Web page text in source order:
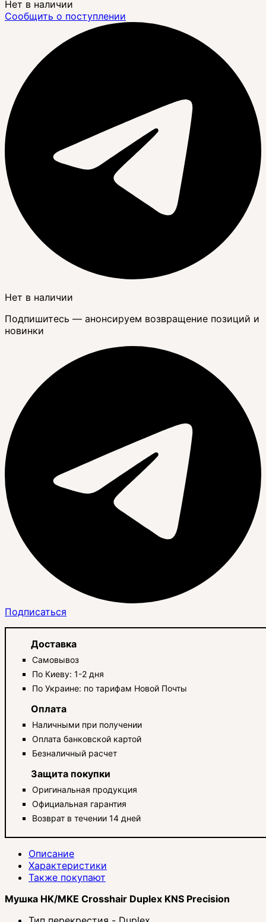
Нет в наличии
Сообщить о поступлении
Нет в наличии
Подпишитесь — анонсируем возвращение позиций и
новинки
Подписаться
Доставка
Самовывоз
По Киеву: 1-2 дня
По Украине: по тарифам Новой Почты
Оплата
Наличными при получении
Оплата банковской картой
Безналичный расчет
Защита покупки
Оригинальная продукция
Официальная гарантия
Возврат в течении 14 дней
Описание
Характеристики
Также покупают
Мушка HK/MKE Crosshair Duplex KNS Precision